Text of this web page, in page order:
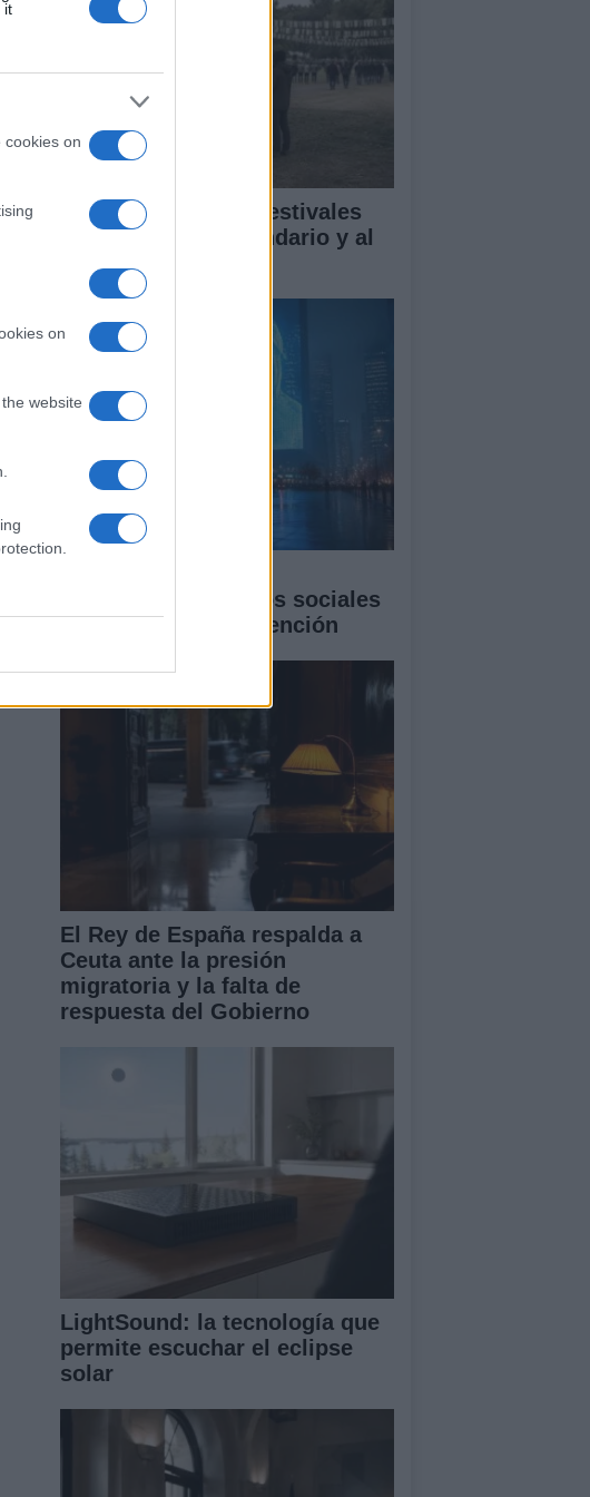
it
cookies on
on
website
Cómo disfrutar de festivales
con respeto al vecindario y al
medio ambiente
celebridades: sesgos sociales
y economía de la atención
El Rey de España respalda a
Ceuta ante la presión
migratoria y la falta de
respuesta del Gobierno
LightSound: la tecnología que
permite escuchar el eclipse
solar